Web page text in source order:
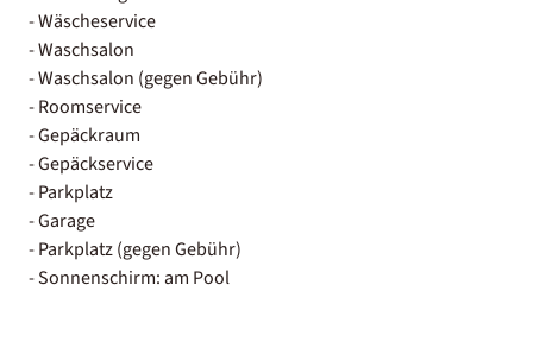
- Wäscheservice
- Waschsalon
- Waschsalon (gegen Gebühr)
- Roomservice
- Gepäckraum
- Gepäckservice
- Parkplatz
- Garage
- Parkplatz (gegen Gebühr)
- Sonnenschirm: am Pool